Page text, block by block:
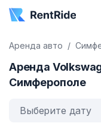
Аренда авто
Аренда
Симферополе
Выберите дату